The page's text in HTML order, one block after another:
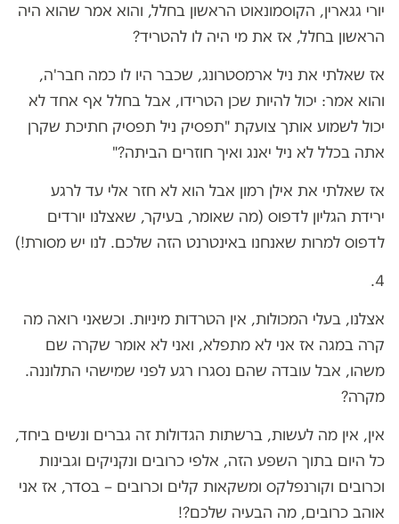
יורי גגארין, הקוסמונאוט הראשון בחלל, והוא אמר שהוא היה
הראשון בחלל, אז את מי היה לו להטריד?
אז שאלתי את ניל ארמסטרונג, שכבר היו לו כמה חבר'ה,
והוא אמר: יכול להיות שכן הטרידו, אבל בחלל אף אחד לא
יכול לשמוע אותך צועקת "תפסיק ניל תפסיק חתיכת שקרן
אתה בכלל לא ניל יאנג ואיך חוזרים הביתה?"
אז שאלתי את אילן רמון אבל הוא לא חזר אלי עד לרגע
ירידת הגליון לדפוס (מה שאומר, בעיקר, שאצלנו יורדים
לדפוס למרות שאנחנו באינטרנט הזה שלכם. לנו יש מסורת!)
4.
אצלנו, בעלי המכולות, אין הטרדות מיניות. וכשאני רואה מה
קרה במגה אז אני לא מתפלא, ואני לא אומר שקרה שם
משהו, אבל עובדה שהם נסגרו רגע לפני שמישהי התלוננה.
מקרה?
אין, אין מה לעשות, ברשתות הגדולות זה גברים ונשים ביחד,
כל היום בתוך השפע הזה, אלפי כרובים ונקניקים וגבינות
וכרובים וקורנפלקס ומשקאות קלים וכרובים – בסדר, אז אני
אוהב כרובים, מה הבעיה שלכם?!